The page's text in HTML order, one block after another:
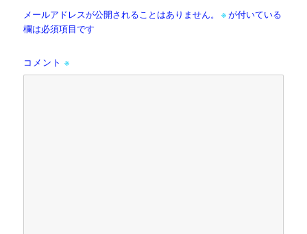
メールアドレスが公開されることはありません。 ※が付いている
欄は必須項目です
コメント※